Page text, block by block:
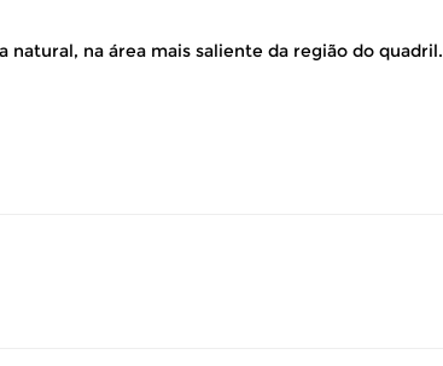
na área mais saliente da região do quadril.